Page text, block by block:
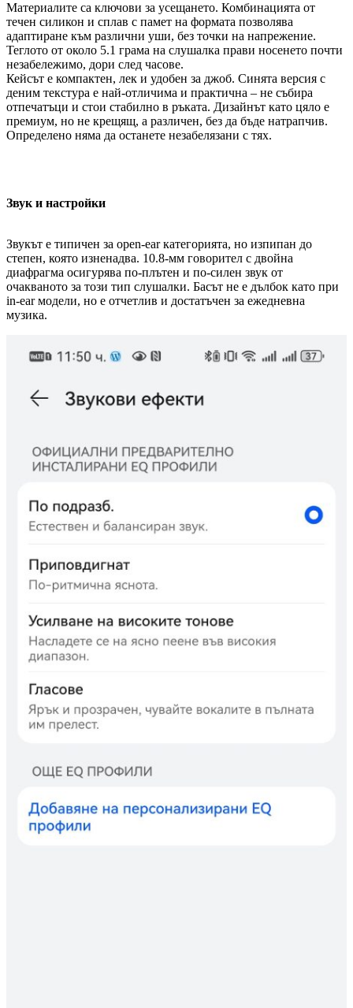
Материалите са ключови за усещането. Комбинацията от
течен силикон и сплав с памет на формата позволява
адаптиране към различни уши, без точки на напрежение.
Теглото от около 5.1 грама на слушалка прави носенето почти
незабележимо, дори след часове.
Кейсът е компактен, лек и удобен за джоб. Синята версия с
деним текстура е най-отличима и практична – не събира
отпечатъци и стои стабилно в ръката. Дизайнът като цяло е
премиум, но не крещящ, а различен, без да бъде натрапчив.
Определено няма да останете незабелязани с тях.
Звук и настройки
Звукът е типичен за open-ear категорията, но изпипан до
степен, която изненадва. 10.8-мм говорител с двойна
диафрагма осигурява по-плътен и по-силен звук от
очакваното за този тип слушалки. Басът не е дълбок като при
in-ear модели, но е отчетлив и достатъчен за ежедневна
музика.